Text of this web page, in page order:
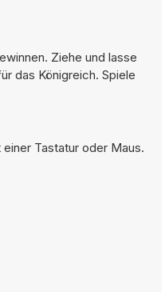
Ziehe und lasse
das Königreich. Spiele
Tastatur oder Maus.